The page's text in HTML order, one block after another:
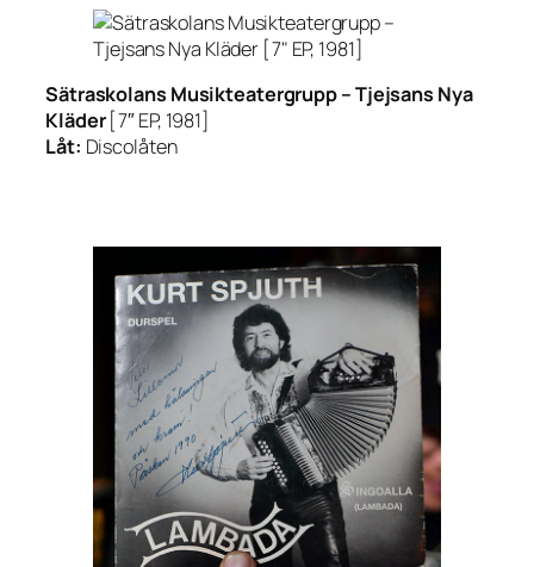
Sätraskolans Musikteatergrupp –Tjejsans Nya
Kläder[7″ EP, 1981]
Låt: Discolåten